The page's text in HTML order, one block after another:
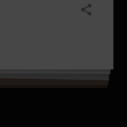
共有する